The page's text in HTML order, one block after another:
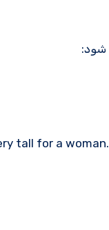
tall for a woman.